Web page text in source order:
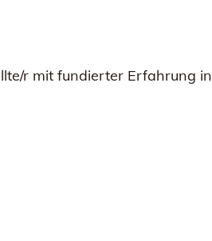
r mit fundierter Erfahrung in